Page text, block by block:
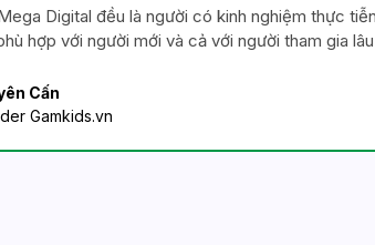
Digital đều là người có kinh nghiệm thực
hợp với người mới và cả với người tham gia
Cấn
Gamkids.vn